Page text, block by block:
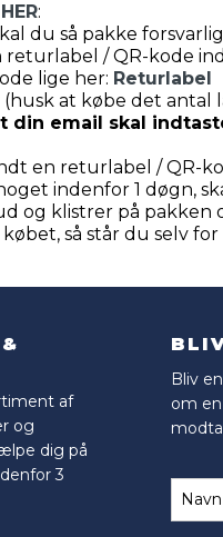
HER:
du så pakke
/ QR-kode
lige her: Returlabel
at købe det antal
din email skal
en returlabel / QR-
indenfor 1 døgn,
og klistrer på pakken
så står du selv
af
og
dig på
3
Bliv
om